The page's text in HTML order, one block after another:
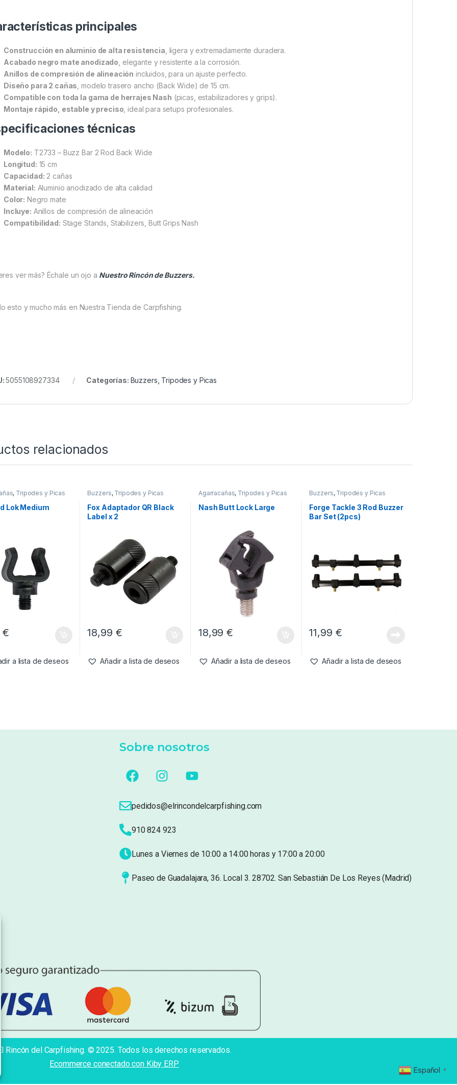
principales
Construcción en aluminio de alta resistencia , ligera y extremadamente duradera.
Acabado negro mate anodizado , elegante y resistente a la corrosión.
Anillos de compresión de alineación incluidos, para un ajuste perfecto.
Diseño para 2 cañas , modelo trasero ancho (Back Wide) de 15 cm.
Compatible con toda la gama de herrajes Nash (picas, estabilizadores y grips).
Montaje rápido, estable y preciso , ideal para setups profesionales.
técnicas
Modelo: T2733 – Buzz Bar 2 Rod Back Wide
Longitud: 15 cm
Capacidad: 2 cañas
Material: Aluminio anodizado de alta calidad
Color: Negro mate
Incluye: Anillos de compresión de alineación
Compatibilidad: Stage Stands, Stabilizers, Butt Grips Nash
ver más? Échale un ojo a Nuestro Rincón de Buzzers.
esto y mucho más en Nuestra Tienda de Carpfishing.
5055108927334 Categorías: Buzzers Tripodes y Picas
relacionados
, Tripodes y Picas
Lok Medium
€
a lista de deseos
Buzzers, Tripodes y Picas
Fox Adaptador QR Black
Label x 2
18,99 €
Añadir a lista de deseos
Agarracañas, Tripodes y Picas
Nash Butt Lock Large
18,99€
Añadir a lista de deseos
Buzzers, Tripodes y Picas
Forge Tackle 3 Rod Buzzer
Bar Set (2pcs)
11,99 €
Añadir a lista de deseos
Sobre nosotros
pedidos@elrincondelcarpfishing.com
910 824 923
Lunes a Viernes de 10:00 a 14:00 horas y 17:00 a 20:00
Paseo de Guadalajara, 36. Local 3. 28702. San Sebastián De Los Reyes (Madrid)
El Rincón del Carpfishing. © 2025. Todos los derechos reservados.
Ecommerce conectado con Kiby ERP
Español ▼